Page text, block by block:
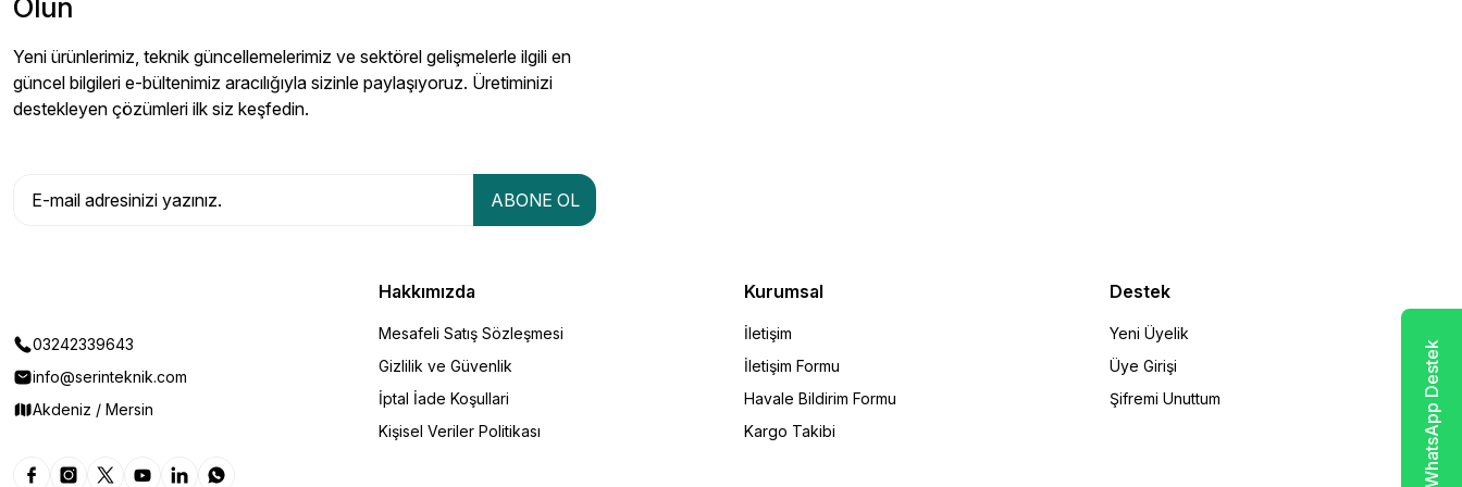
Olun
Yeni ürünlerimiz, teknik güncellemelerimiz ve sektörel gelişmelerle ilgili en
güncel bilgileri e-bültenimiz aracılığıyla sizinle paylaşıyoruz. Üretiminizi
destekleyen çözümleri ilk siz keşfedin.
ABONE OL
03242339643
info@serinteknik.com
Akdeniz / Mersin
Hakkımızda
Mesafeli Satış Sözleşmesi
Gizlilik ve Güvenlik
İptal İade Koşullari
Kişisel Veriler Politikası
Kurumsal
İletişim
İletişim Formu
Havale Bildirim Formu
Kargo Takibi
Destek
Yeni Üyelik
Üye Girişi
Şifremi Unuttum
WhatsApp Destek